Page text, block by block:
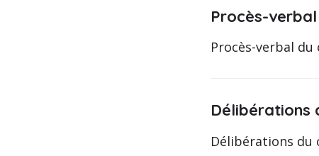
Procès-
Procès-verbal du
Délibérations
Délibérations du